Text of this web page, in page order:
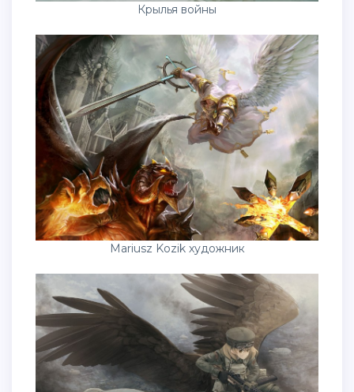
Крылья войны
Mariusz Kozik художник